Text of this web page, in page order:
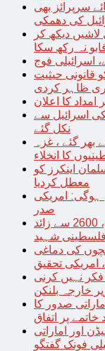
سرپرائز بھی
کی دھمکی
لاشیں دیکھ کر
نہ رکھ سکا
اسرائیلی فوج
حیثیت
ظاہر کردی
اسرائیل سے
نکل گئے
خانے بھر گئے ، غزہ
کے حامی امریکی چینل نے3 مسلمان اینکرز کو
معطل کردیا
ہوگی: امریکی
صدر
غزہ پر اسرائیلی جارحیت کا سلسلہ جاری، 2600 سے زائد
فلسطینی شہید
کی دماغی
امریکی تحقیق
نہیں کرنی
خارجہ بلنکن
صدور کا
پر اتفاق
اور اماراتی
فونک گفتگو